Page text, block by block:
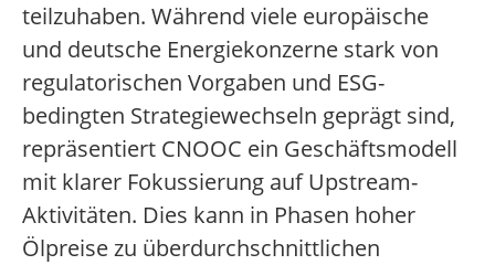
teilzuhaben. Während viele europäische
und deutsche Energiekonzerne stark von
regulatorischen Vorgaben und ESG-
bedingten Strategiewechseln geprägt sind,
repräsentiert CNOOC ein Geschäftsmodell
mit klarer Fokussierung auf Upstream-
Aktivitäten. Dies kann in Phasen hoher
Ölpreise zu überdurchschnittlichen